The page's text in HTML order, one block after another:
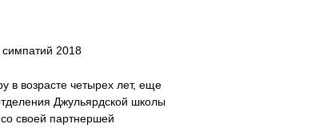
симпатий 2018
в возрасте четырех лет, еще
Джульярдской школы
своей партнершей